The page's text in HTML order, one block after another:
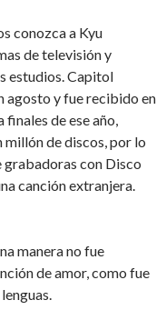
conozca a Kyu
de televisión y
estudios. Capitol
agosto y fue recibido en
de ese año,
millón de discos, por lo
grabadoras con Disco
canción extranjera.
manera no fue
de amor, como fue